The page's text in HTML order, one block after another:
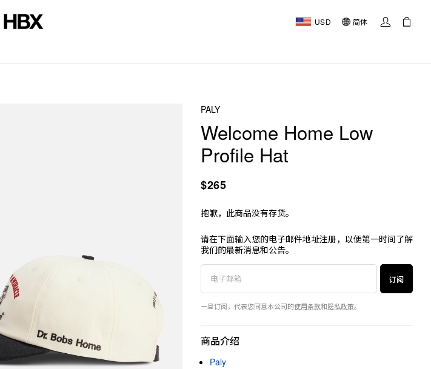
USD 简体
PALY
Welcome Home Low
Profile Hat
$265
抱歉，此商品没有存货。
请在下面输入您的电子邮件地址注册，以便第一时间了解
我们的最新消息和公告。
订阅
一旦订阅，代表您同意本公司的使用条款和隐私政策。
商品介绍
Paly